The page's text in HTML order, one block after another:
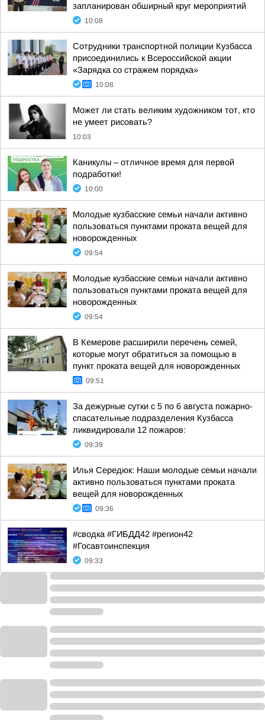
запланирован обширный круг мероприятий
10:08
Сотрудники транспортной полиции Кузбасса
присоединились к Всероссийской акции
«Зарядка со стражем порядка»
10:08
Может ли стать великим художником тот, кто
не умеет рисовать?
10:03
Каникулы – отличное время для первой
подработки!
10:00
Молодые кузбасские семьи начали активно
пользоваться пунктами проката вещей для
новорожденных
09:54
Молодые кузбасские семьи начали активно
пользоваться пунктами проката вещей для
новорожденных
09:54
В Кемерове расширили перечень семей,
которые могут обратиться за помощью в
пункт проката вещей для новорожденных
09:51
За дежурные сутки с 5 по 6 августа пожарно-
спасательные подразделения Кузбасса
ликвидировали 12 пожаров:
09:39
Илья Середюк: Наши молодые семьи начали
активно пользоваться пунктами проката
вещей для новорожденных
09:36
#сводка #ГИБДД42 #регион42
#Госавтоинспекция
09:33